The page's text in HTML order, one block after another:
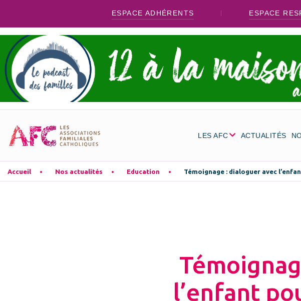
ESPACE ADHÉRENTS ESPACE
LES AFC ACTUALITÉS
Accueil Nos actualités Education Témoignage : dialoguer avec
l’enfant